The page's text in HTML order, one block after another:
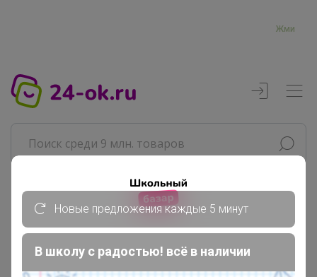
Жми
Главная
Новые предложения каждые 5 минут
В школу с радостью! всё в наличии